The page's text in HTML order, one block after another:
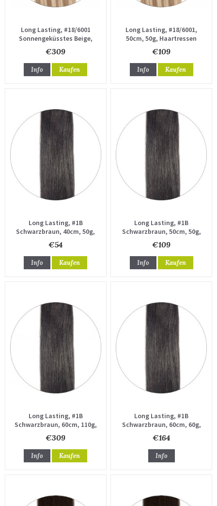
Long Lasting, #18/6001
Sonnengeküsstes Beige,
60 cm, 110 g, Haartresse
€309
Info Kaufen
Long Lasting, #18/6001,
50cm, 50g, Haartressen
€109
Info Kaufen
Long Lasting, #1B
Schwarzbraun, 40cm, 50g,
Haartressen
€54
Info Kaufen
Long Lasting, #1B
Schwarzbraun, 50cm, 50g,
Haartressen
€109
Info Kaufen
Long Lasting, #1B
Schwarzbraun, 60cm, 110g,
Haartressen
€309
Info Kaufen
Long Lasting, #1B
Schwarzbraun, 60cm, 60g,
Haartressen
€164
Info